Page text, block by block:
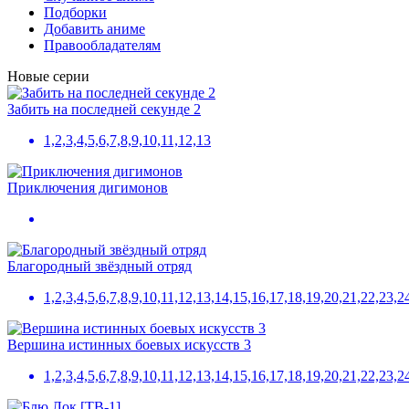
Подборки
Добавить аниме
Правообладателям
Новые серии
Забить на последней секунде 2
1,2,3,4,5,6,7,8,9,10,11,12,13
Приключения дигимонов
Благородный звёздный отряд
Вершина истинных боевых искусств 3